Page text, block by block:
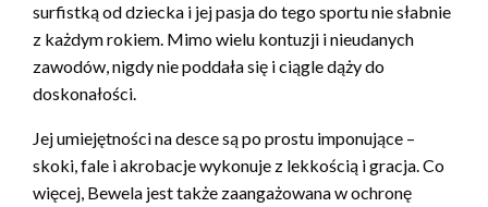
surfistką od dziecka i jej pasja do tego sportu nie słabnie
z każdym rokiem. Mimo wielu kontuzji i nieudanych
zawodów, nigdy nie poddała się i ciągle dąży do
doskonałości.
Jej umiejętności na desce są po prostu imponujące –
skoki, fale i akrobacje wykonuje z lekkością i gracja. Co
więcej, Bewela jest także zaangażowana w ochronę